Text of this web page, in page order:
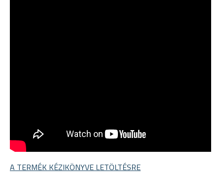
A TERMÉK KÉZIKÖNYVE LETÖLTÉSRE